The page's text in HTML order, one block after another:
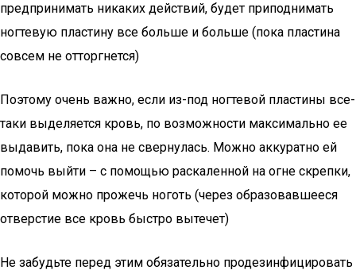
предпринимать никаких действий, будет приподнимать
ногтевую пластину все больше и больше (пока пластина
совсем не отторгнется)
Поэтому очень важно, если из-под ногтевой пластины все-
таки выделяется кровь, по возможности максимально ее
выдавить, пока она не свернулась. Можно аккуратно ей
помочь выйти – с помощью раскаленной на огне скрепки,
которой можно прожечь ноготь (через образовавшееся
отверстие все кровь быстро вытечет)
Не забудьте перед этим обязательно продезинфицировать